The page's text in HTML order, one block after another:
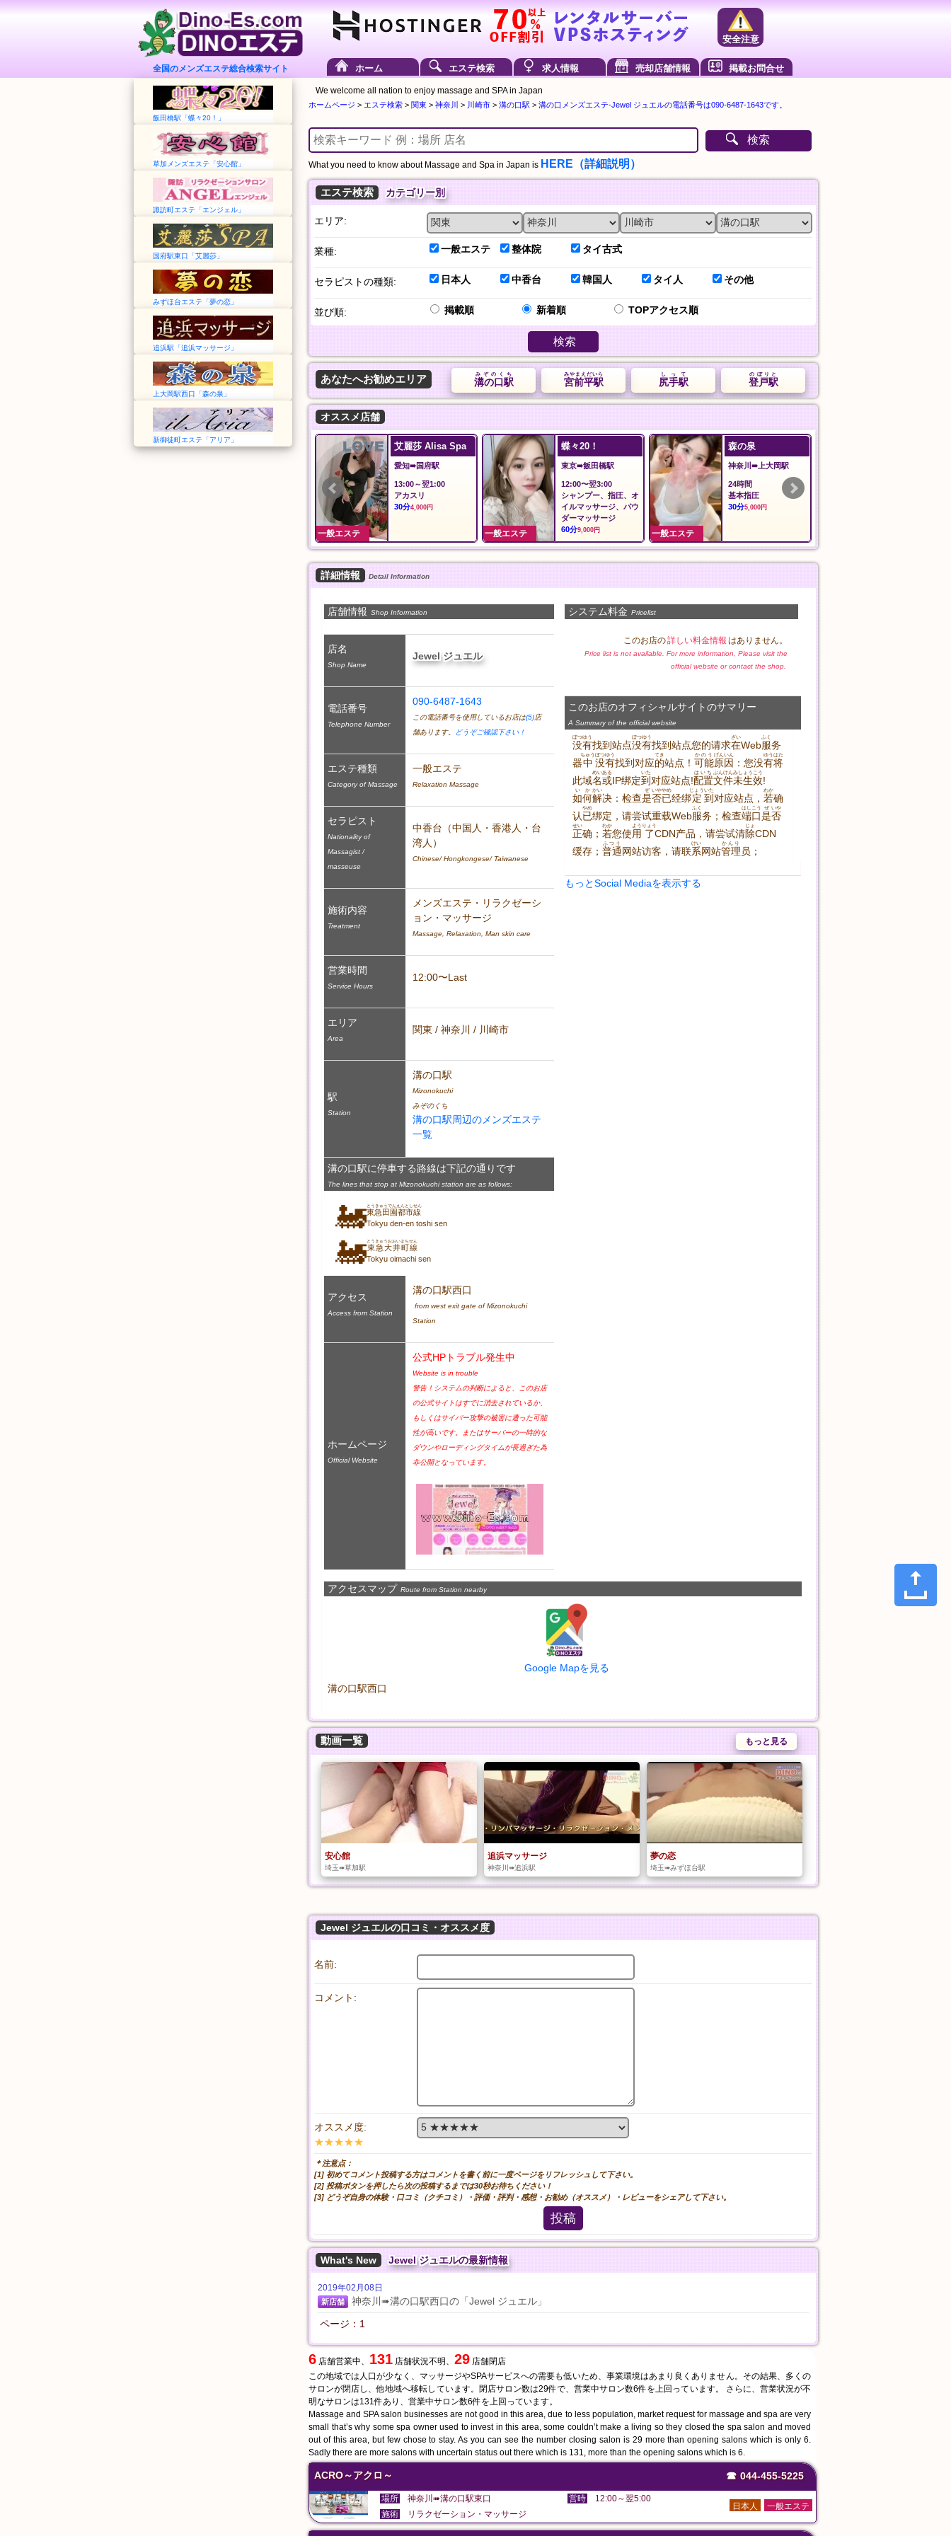
全国のメンズエステ総合検索サイト
安全注意
ホーム エステ検索 求人情報 売却店舗情報 掲載お問合せ
飯田橋駅「蝶々20！」
草加メンズエステ「安心館」
諏訪町エステ「エンジェル」
国府駅東口「艾麗莎」
みずほ台エステ「夢の恋」
追浜駅「追浜マッサージ」
上大岡駅西口「森の泉」
新御徒町エステ「アリア」
We welcome all nation to enjoy massage and SPA in Japan
ホームページ > エステ検索 > 関東 > 神奈川 > 川崎市 > 溝の口駅 > 溝の口メンズエステ-Jewel ジュエルの電話番号は090-6487-1643です。
検索
What you need to know about Massage and Spa in Japan is HERE（詳細説明）
エステ検索 カテゴリー別
エリア:
業種: 一般エステ 整体院 タイ古式
セラピストの種類: 日本人 中香台 韓国人 タイ人 その他
並び順: 掲載順 新着順 TOPアクセス順
検索
あなたへお勧めエリア 登戸駅
のぼりと
尻手駅
しって
宮前平駅
みやまえだいら
溝の口駅
みぞのくち
オススメ店舗
夢の恋
一般エステ
艾麗莎 Alisa Spa
愛知➠国府駅
13:00～翌1:00
アカスリ
30分4,000円
一般エステ
蝶々20！
東京➠飯田橋駅
12:00〜翌3:00
シャンプー、指圧、オ
イルマッサージ、パウ
ダーマッサージ
60分9,000円 一般エステ
森の泉
神奈川➠上大岡駅
24時間
基本指圧
30分5,000円
詳細情報 Detail Information
システム料金 Pricelist
このお店の詳しい料金情報 はありません。
Price list is not available. For more information, Please visit the
official website or contact the shop.
このお店のオフィシャルサイトのサマリー
A Summary of the official website
没
ぼつ
有
ゆう
找到站点没
ぼつ
有
ゆう
找到站点您的请求在
ざい
Web服
ふく
务
器中
ちゅう
没
ぼつ
有
ゆう
找到对应的
てき
站点！ 可能
かのう
原因
げんいん
：您没有
ゆう
将
はた
此域名
めい
或
ある
IP绑定到
いた
对应站点!配置
はいち
文
ぶん
件
けん
未生
みしょう
效
こう
!
如何
いか
解
かい
决：检查是
ぜ
否
いや
已
やめ
经绑定
じょう
到
いた
对应站点， 若
わか
确
认已
やめ
绑定，请尝试重载Web服
ふく
务；检查端
はし
口
こう
是
ぜ
否
いや
正
せい
确； 若
わか
您使用
よう
了
りょう
CDN产品，请尝试清除
じょ
CDN
缓存； 普通
ふつう
网站访客，请联系
けい
网站管理
かんり
员；
もっとSocial Mediaを表示する
店舗情報 Shop Information
店名
Shop Name
Jewel ジュエル
電話番号
Telephone Number
090-6487-1643
この電話番号を使用しているお店は(5)店
舗あります。 どうぞご確認下さい！
エステ種類
Category of Massage
一般エステ
Relaxation Massage
セラピスト
Nationality of
Massagist /
masseuse
中香台（中国人・香港人・台
湾人）
Chinese/ Hongkongese/ Taiwanese
施術内容
Treatment
メンズエステ・リラクゼーシ
ョン・マッサージ
Massage, Relaxation, Man skin care
営業時間
Service Hours
12:00〜Last
エリア
Area
関東 / 神奈川 / 川崎市
駅
Station
溝の口駅
Mizonokuchi
みぞのくち
溝の口駅周辺のメンズエステ
一覧
溝の口駅に停車する路線は下記の通りです
The lines that stop at Mizonokuchi station are as follows:
🚂東急田園都市線
とうきゅうでんえんとしせん
Tokyu den-en toshi sen
🚂東急大井町線
とうきゅうおおいまちせん
Tokyu oimachi sen
アクセス
Access from Station
溝の口駅西口
Station
ホームページ
Official Website
公式HPトラブル発生中
Website is in trouble
警告！システムの判断によると、このお店
の公式サイトはすでに消去されているか、
もしくはサイバー攻撃の被害に遭った可能
性が高いです。またはサーバーの一時的な
ダウンやローディングタイムが長過ぎた為
非公開となっています。
アクセスマップ Route from Station nearby
Google Mapを見る
溝の口駅西口
動画一覧 もっと見る
安心館
埼玉➠草加駅
追浜マッサージ
神奈川➠追浜駅
夢の恋
埼玉➠みずほ台駅
Jewel ジュエルの口コミ・オススメ度
名前:
コメント:
オススメ度:
★★★★★
＊注意点：
[1] 初めてコメント投稿する方はコメントを書く前に一度ページをリフレッシュして下さい。
[2] 投稿ボタンを押したら次の投稿するまでは30秒お待ちください！
[3] どうぞ自身の体験・口コミ（クチコミ）・評価・評判・感想・お勧め（オススメ）・レビューをシェアして下さい。
投稿
What's New Jewel ジュエルの最新情報
2019年02月08日
新店舗
神奈川➠溝の口駅西口の「Jewel ジュエル」
ページ：1
6 店舗営業中、 131 店舗状況不明、 29 店舗閉店
この地域では人口が少なく、マッサージやSPAサービスへの需要も低いため、事業環境はあまり良くありません。その結果、多くの
サロンが閉店し、他地域へ移転しています。閉店サロン数は29件で、営業中サロン数6件を上回っています。 さらに、営業状況が不
明なサロンは131件あり、営業中サロン数6件を上回っています。
Massage and SPA salon businesses are not good in this area, due to less population, market request for massage and spa are very
small that’s why some spa owner used to invest in this area, some couldn’t make a living so they closed the spa salon and moved
out of this area, but few chose to stay. As you can see the number closing salon is 29 more than opening salons which is only 6.
Sadly there are more salons with uncertain status out there which is 131, more than the opening salons which is 6.
ACRO～アクロ～ ☎ 044-455-5225
場所 神奈川➠溝の口駅東口 営時 12:00～翌5:00
一般エステ
日本人
施術 リラクゼーション・マッサージ